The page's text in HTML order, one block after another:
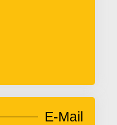
E-Mail